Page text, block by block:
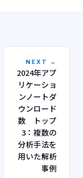
NEXT →
2024年アプ
リケーショ
ンノートダ
ウンロード
数 トップ
3：複数の
分析手法を
用いた解析
事例